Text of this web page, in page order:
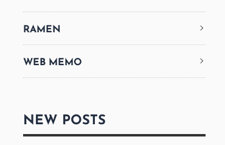
RAMEN
WEB MEMO
NEW POSTS